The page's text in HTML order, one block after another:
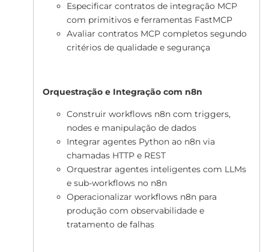
Especificar contratos de integração MCP
com primitivos e ferramentas FastMCP
Avaliar contratos MCP completos segundo
critérios de qualidade e segurança
Orquestração e Integração com n8n
Construir workflows n8n com triggers,
nodes e manipulação de dados
Integrar agentes Python ao n8n via
chamadas HTTP e REST
Orquestrar agentes inteligentes com LLMs
e sub-workflows no n8n
Operacionalizar workflows n8n para
produção com observabilidade e
tratamento de falhas